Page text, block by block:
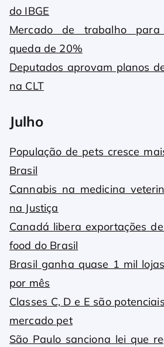
do IBGE
Mercado de trabalho
queda de 20%
Deputados aprovam planos
na CLT
Julho
População de pets cresce
Brasil
Cannabis na medicina
na Justiça
Canadá libera exportações
food do Brasil
Brasil ganha quase 1 mil
por mês
Classes C, D e E são
mercado pet
São Paulo sanciona lei que